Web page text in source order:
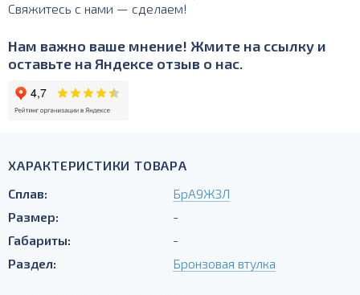
Свяжитесь с нами — сделаем!
Нам важно ваше мнение! Жмите на ссылку и
оставьте на Яндексе отзыв о нас.
ХАРАКТЕРИСТИКИ ТОВАРА
Сплав:
БрА9ЖЗЛ
Размер:
-
Габариты:
-
Раздел:
Бронзовая втулка